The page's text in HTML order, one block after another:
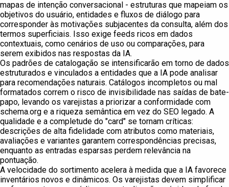
mapas de intenção conversacional - estruturas que mapeiam os
objetivos do usuário, entidades e fluxos de diálogo para
corresponder às motivações subjacentes da consulta, além dos
termos superficiais. Isso exige feeds ricos em dados
contextuais, como cenários de uso ou comparações, para
serem exibidos nas respostas da IA.
Os padrões de catalogação se intensificarão em torno de dados
estruturados e vinculados a entidades que a IA pode analisar
para recomendações naturais. Catálogos incompletos ou mal
formatados correm o risco de invisibilidade nas saídas de bate-
papo, levando os varejistas a priorizar a conformidade com
schema.org e a riqueza semântica em vez do SEO legado. A
qualidade e a completude do "card" se tornam críticas:
descrições de alta fidelidade com atributos como materiais,
avaliações e variantes garantem correspondências precisas,
enquanto as entradas esparsas perdem relevância na
pontuação.
A velocidade do sortimento acelera à medida que a IA favorece
inventários novos e dinâmicos. Os varejistas devem simplificar